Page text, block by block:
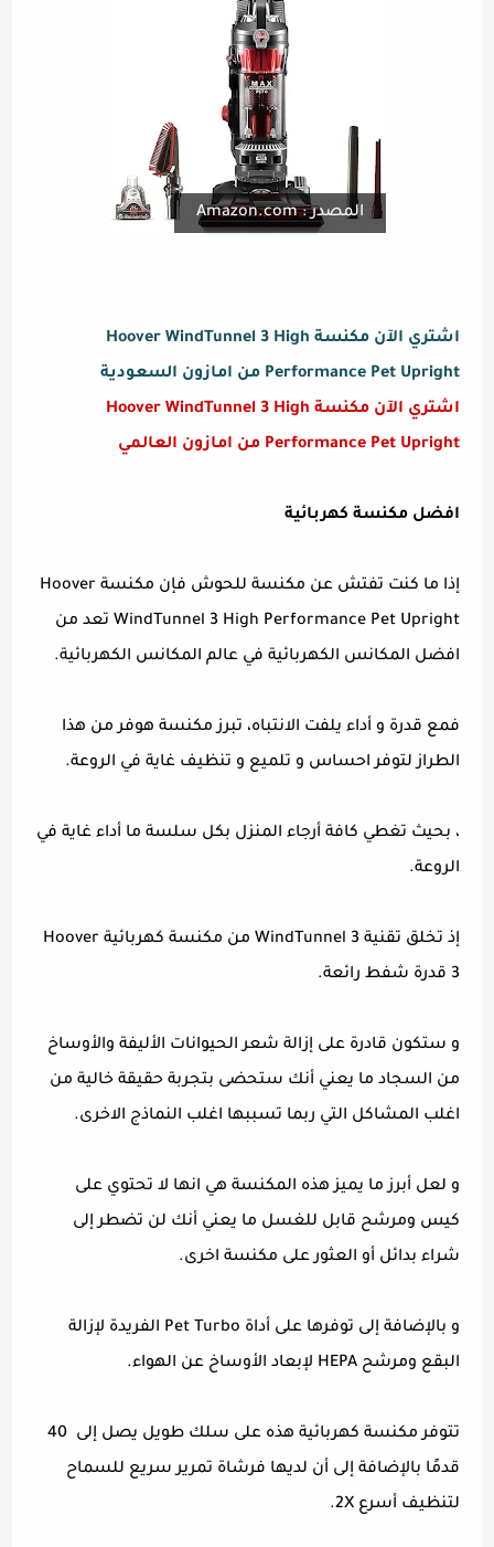
المصدر : Amazon.com
اشتري الآن مكنسة Hoover WindTunnel 3 High
Performance Pet Upright من امازون السعودية
اشتري الآن مكنسة Hoover WindTunnel 3 High
Performance Pet Upright من امازون العالمي
افضل مكنسة كهربائية
إذا ما كنت تفتش عن مكنسة للحوش فإن مكنسة Hoover
WindTunnel 3 High Performance Pet Upright تعد من
افضل المكانس الكهربائية في عالم المكانس الكهربائية.
فمع قدرة و أداء يلفت الانتباه، تبرز مكنسة هوفر من هذا
الطراز لتوفر احساس و تلميع و تنظيف غاية في الروعة.
، بحيث تغطي كافة أرجاء المنزل بكل سلسة ما أداء غاية في
الروعة.
إذ تخلق تقنية WindTunnel 3 من مكنسة كهربائية Hoover
3 قدرة شفط رائعة.
و ستكون قادرة على إزالة شعر الحيوانات الأليفة والأوساخ
من السجاد ما يعني أنك ستحضى بتجربة حقيقة خالية من
اغلب المشاكل التي ربما تسببها اغلب النماذج الاخرى.
و لعل أبرز ما يميز هذه المكنسة هي انها لا تحتوي على
كيس ومرشح قابل للغسل ما يعني أنك لن تضطر إلى
شراء بدائل أو العثور على مكنسة اخرى.
و بالإضافة إلى توفرها على أداة Pet Turbo الفريدة لإزالة
البقع ومرشح HEPA لإبعاد الأوساخ عن الهواء.
تتوفر مكنسة كهربائية هذه على سلك طويل يصل إلى 40
قدمًا بالإضافة إلى أن لديها فرشاة تمرير سريع للسماح
لتنظيف أسرع 2X.